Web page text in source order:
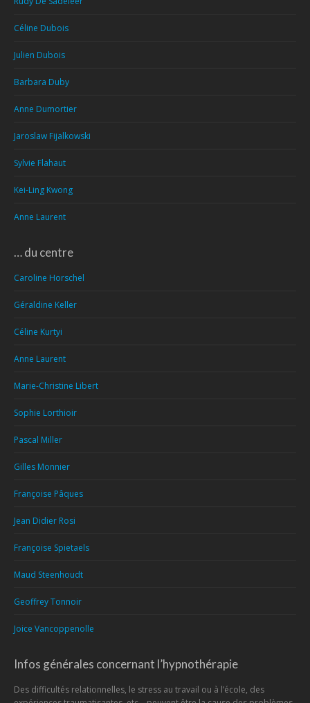
Céline Dubois
Julien Dubois
Barbara Duby
Anne Dumortier
Jaroslaw Fijalkowski
Sylvie Flahaut
Kei-Ling Kwong
Anne Laurent
… du centre
Caroline Horschel
Géraldine Keller
Céline Kurtyi
Anne Laurent
Marie-Christine Libert
Sophie Lorthioir
Pascal Miller
Gilles Monnier
Françoise Pâques
Jean Didier Rosi
Françoise Spietaels
Maud Steenhoudt
Geoffrey Tonnoir
Joice Vancoppenolle
Infos générales concernant l’hypnothérapie
Des difficultés relationnelles, le stress au travail ou à l’école, des